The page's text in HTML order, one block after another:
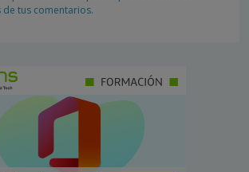
tus comentarios.